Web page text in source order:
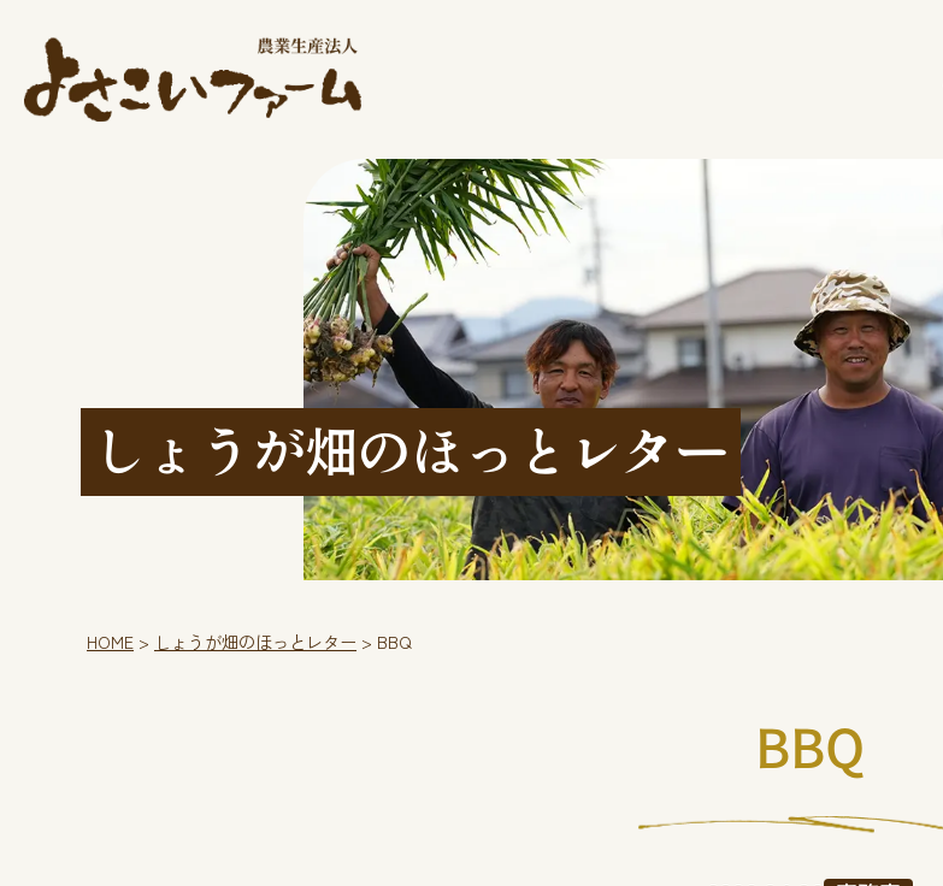
しょうが畑のほっとレター
HOME > しょうが畑のほっとレター > BBQ
BBQ